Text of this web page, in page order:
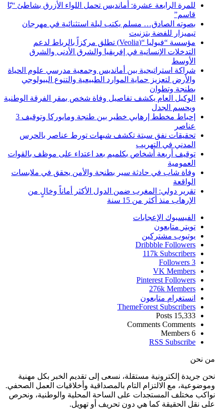
للمرة الرابعة عشرة: أمانديس تحمل اللواء الأزرق بشاطئ “بّا
قاسم”
بصوته الصادق… مسلم يكتب ليلة استثنائية في مهرجان
تيميزار للفضة بتزنيت
مؤسسة “فيوليا “(Veolia) تطلق مركزاً بالرباط لدعم
التدخلات الإنسانية في إفريقيا والشرق الأدنى والشرق
الأوسط
شراكة استراتيجية بين أمانديس وجمعية مدرسي علوم الحياة
والأرض لتعزيز حماية الموارد الطبيعية والتنوع البيولوجي
بطنجة وتطوان
الوكيل العام يكشف تفاصيل وفاة شخص بمقر الفرقة الوطنية
ويحسم الجدل
إحباط مخطط إرهابي خطير بين طنجة ومايوركا وتوقيف 3
عناصر
تحقيقات نفق سبتة تكشف شبهات تورط عناصر بالحرس
المدني في التهريب
توقيف أربعة أشخاص بكلميم بعد اعتداء على موظف بالقوات
العمومية
وفاة شاب في حادثة سير بطنجة والأمن يحقق في ملابسات
الواقعة
تقرير دولي: المغرب ضمن الدول الأكثر أماناً وخالٍ من
الإرهاب منذ أكثر من 15 سنة
الفيسبوك الإعجابات
تويتر متابعون
يوتيوب مشتركين
Dribbble Followers
117k Subscribers
3
Followers
VK Members
Pinterest Followers
276k Members
انستغرام متابعون
ThemeForest Subscribers
15,333
Posts
Comments Comments
6
Members
RSS Subscribe
من نحن
نحن جريدة إلكترونية مستقلة، نسعى إلى تقديم الخبر بكل مهنية
وموضوعية، مع الالتزام التام بالمصداقية وأخلاقيات العمل الصحفي.
نواكب مختلف المستجدات على الساحة المحلية والوطنية، ونحرص
على نقل الحقيقة كما هي دون تحريف أو تهويل.